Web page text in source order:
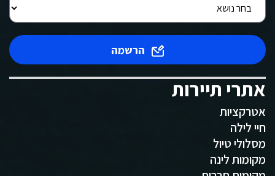
הרשמה
אתרי תיירות
אטרקציות
חיי לילה
מסלולי טיול
מקומות לינה